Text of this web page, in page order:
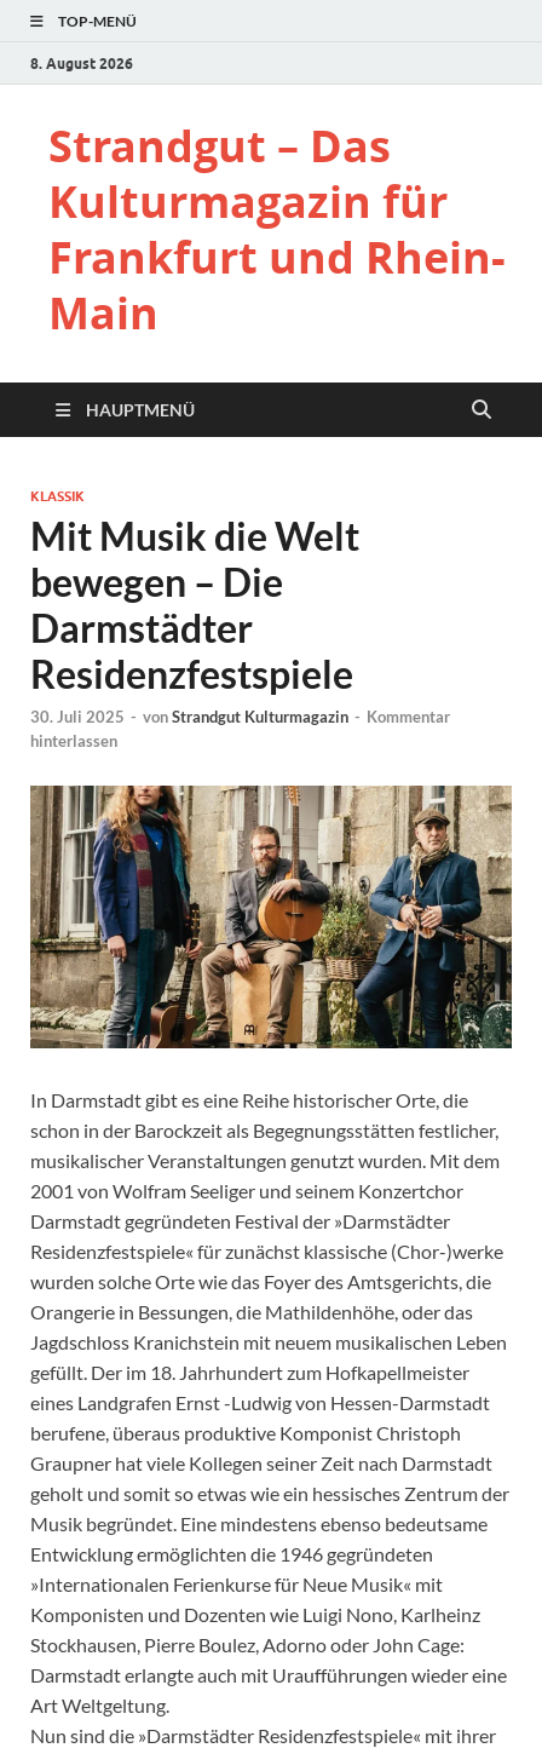
TOP-MENÜ
8. August 2026
Strandgut – Das
Kulturmagazin für
Frankfurt und Rhein-
Main
HAUPTMENÜ
KLASSIK
Mit Musik die Welt
bewegen – Die
Darmstädter
Residenzfestspiele
30. Juli 2025 - vonStrandgut Kulturmagazin - Kommentar
hinterlassen
In Darmstadt gibt es eine Reihe historischer Orte, die
schon in der Barockzeit als Begegnungsstätten festlicher,
musikalischer Veranstaltungen genutzt wurden. Mit dem
2001 von Wolfram Seeliger und seinem Konzertchor
Darmstadt gegründeten Festival der »Darmstädter
Residenzfestspiele« für zunächst klassische (Chor-)werke
wurden solche Orte wie das Foyer des Amtsgerichts, die
Orangerie in Bessungen, die Mathildenhöhe, oder das
Jagdschloss Kranichstein mit neuem musikalischen Leben
gefüllt. Der im 18. Jahrhundert zum Hofkapellmeister
eines Landgrafen Ernst -Ludwig von Hessen-Darmstadt
berufene, überaus produktive Komponist Christoph
Graupner hat viele Kollegen seiner Zeit nach Darmstadt
geholt und somit so etwas wie ein hessisches Zentrum der
Musik begründet. Eine mindestens ebenso bedeutsame
Entwicklung ermöglichten die 1946 gegründeten
»Internationalen Ferienkurse für Neue Musik« mit
Komponisten und Dozenten wie Luigi Nono, Karlheinz
Stockhausen, Pierre Boulez, Adorno oder John Cage:
Darmstadt erlangte auch mit Uraufführungen wieder eine
Art Weltgeltung.
Nun sind die »Darmstädter Residenzfestspiele« mit ihrer